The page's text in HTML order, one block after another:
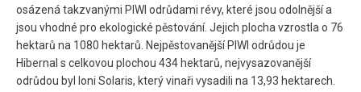
osázená takzvanými PIWI odrůdami révy, které jsou odolnější a
jsou vhodné pro ekologické pěstování. Jejich plocha vzrostla o 76
hektarů na 1080 hektarů. Nejpěstovanější PIWI odrůdou je
Hibernal s celkovou plochou 434 hektarů, nejvysazovanější
odrůdou byl loni Solaris, který vinaři vysadili na 13,93 hektarech.